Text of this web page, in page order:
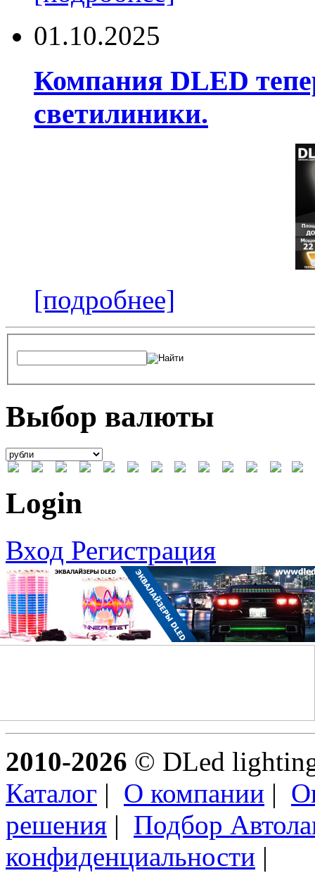
01.10.2025
Компания DLED
светилиники.
[подробнее]
Выбор валюты
Login
Вход Регистрация
2010-2026 © DLed
Каталог | О компании |
решения | Подбор
конфиденциальности |